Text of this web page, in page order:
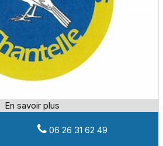
06 26 31 62 49